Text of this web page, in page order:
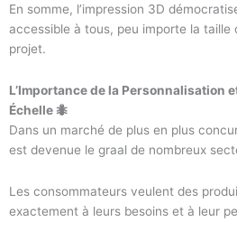
En somme, l’impression 3D
accessible à tous, peu importe la taille
projet.
L’Importance de la Personnalisation
Échelle 🐜
Dans un marché de plus en plus
est devenue le graal de nombreux
Les consommateurs veulent des
exactement à leurs besoins et à leur